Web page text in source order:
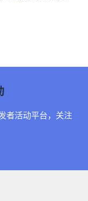
者活动平台，关注